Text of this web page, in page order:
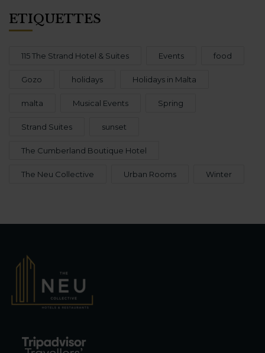
ÉTIQUETTES
115 The Strand Hotel & Suites Events food
Gozo holidays Holidays in Malta
malta Musical Events Spring
Strand Suites sunset
The Cumberland Boutique Hotel
The Neu Collective Urban Rooms Winter